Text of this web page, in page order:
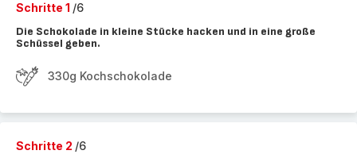
Schritte 1 /6
Die Schokolade in kleine Stücke hacken und in eine große
Schüssel geben.
330g Kochschokolade
Schritte 2 /6